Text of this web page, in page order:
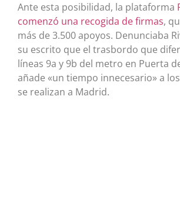
Ante esta posibilidad, la plataforma
comenzó una recogida de firmas,
más de 3.500 apoyos. Denunciaba
su escrito que el trasbordo que
líneas 9a y 9b del metro en Puerta
añade «un tiempo innecesario» a
se realizan a Madrid.